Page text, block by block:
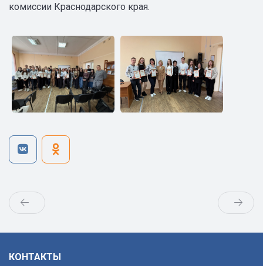
комиссии Краснодарского края.
КОНТАКТЫ